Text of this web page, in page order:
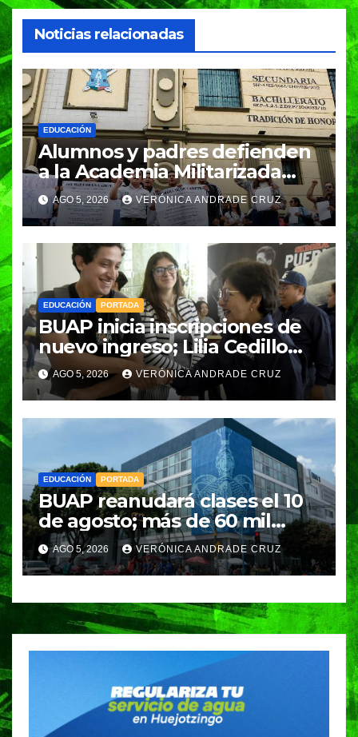
Noticias relacionadas
EDUCACIÓN
Alumnos y padres defienden
a la Academia Militarizada
Ignacio Zaragoza en Puebla;
piden a la SEP no cerrar el
plantel
AGO 5, 2026 VERÓNICA ANDRADE CRUZ
EDUCACIÓN PORTADA
BUAP inicia inscripciones de
nuevo ingreso; Lilia Cedillo
supervisa el proceso para
más de 23 mil estudiantes
AGO 5, 2026 VERÓNICA ANDRADE CRUZ
EDUCACIÓN PORTADA
BUAP reanudará clases el 10
de agosto; más de 60 mil
estudiantes iniciarán el ciclo
escolar 2026-2027
AGO 5, 2026 VERÓNICA ANDRADE CRUZ